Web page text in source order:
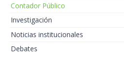
Contador Público
Investigación
Noticias institucionales
Debates